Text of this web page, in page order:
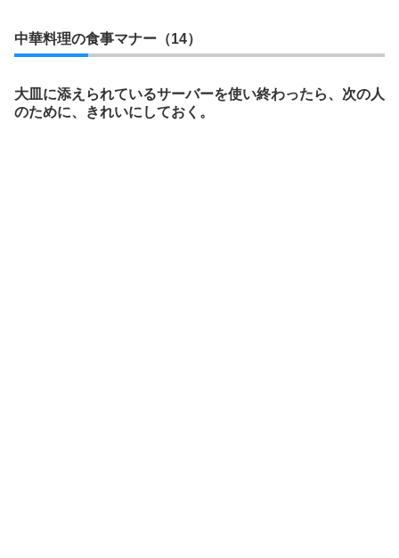
中華料理の食事マナー（14）
大皿に添えられているサーバーを使い終わったら、次の人
のために、きれいにしておく。